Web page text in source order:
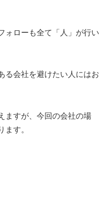
ォローも全て「人」が行い
る会社を避けたい人にはお
ますが、今回の会社の場
ます。